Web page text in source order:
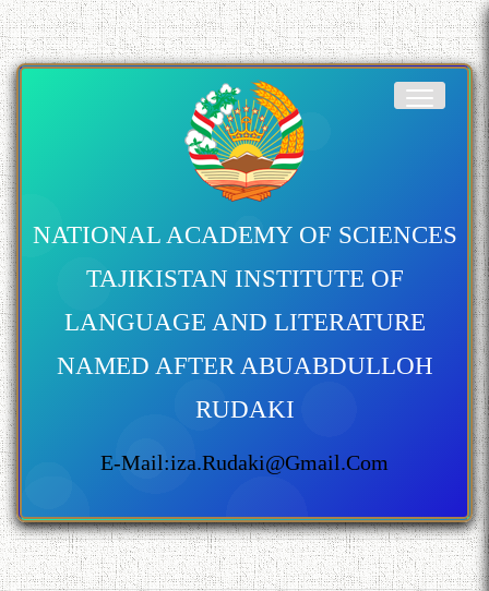
NATIONAL ACADEMY OF SCIENCES
TAJIKISTAN INSTITUTE OF
LANGUAGE AND LITERATURE
NAMED AFTER ABUABDULLOH
RUDAKI
E-Mail:iza.rudaki@gmail.com